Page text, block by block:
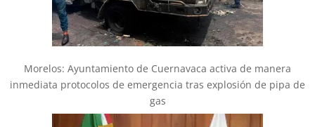
Morelos: Ayuntamiento de Cuernavaca activa de manera
inmediata protocolos de emergencia tras explosión de pipa de
gas